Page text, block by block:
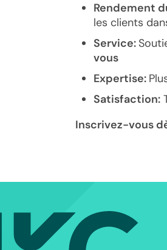
Rendement
les clients
Service:
vous
Expertise:
Satisfaction:
Inscrivez-vous